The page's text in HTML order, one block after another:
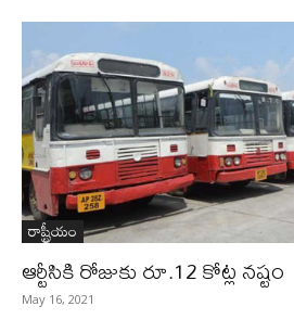
రాష్ట్రీయం
ఆర్టీసికి రోజుకు రూ.12 కోట్ల నష్టం
May 16, 2021